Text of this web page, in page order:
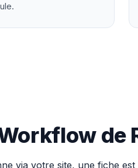
de
via votre site, une fiche